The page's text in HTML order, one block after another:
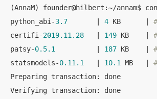
(AnnaM) founder@hilbert:~/annam$
python_abi-3.7 4 KB      |
certifi-2019.11 .28 149 KB    |
patsy-0.5.1 187 KB    |
statsmodels-0.11 .1 10.1 MB   |
Preparing transaction: done
Verifying transaction: done